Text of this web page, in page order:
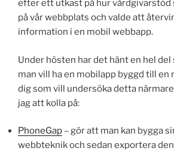
k
efter ett utkast på hur vårdgivarstöd
på vår webbplats och valde att
information i en mobil webbapp.
Under hösten har det hänt en hel
man vill ha en mobilapp byggd till en
dig som vill undersöka detta
jag att kolla på:
PhoneGap – gör att man kan bygga
webbteknik och sedan exportera